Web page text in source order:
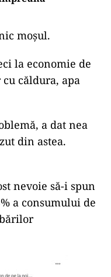
moșul.
la economie de
căldura, apa
a dat nea
din astea.
nevoie să-i spun
a consumului de